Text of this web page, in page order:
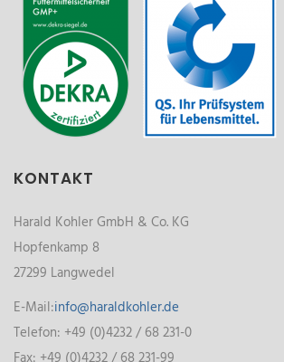
KONTAKT
Harald Kohler GmbH & Co. KG
Hopfenkamp 8
27299 Langwedel
E-Mail:info@haraldkohler.de
Telefon: +49 (0)4232 / 68 231-0